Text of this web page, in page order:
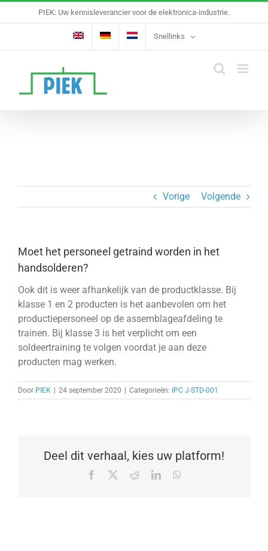
naar
PIEK: Uw kennisleverancier voor de elektronica-industrie.
Snellinks
Vorige Volgende
Moet het personeel getraind worden in het
handsolderen?
Ook dit is weer afhankelijk van de productklasse. Bij
klasse 1 en 2 producten is het aanbevolen om het
productiepersoneel op de assemblageafdeling te
trainen. Bij klasse 3 is het verplicht om een
soldeertraining te volgen voordat je aan deze
producten mag werken.
Door PIEK | 24 september 2020 | Categorieën: IPC J-STD-001
Deel dit verhaal, kies uw platform!
Facebook RedditLinkedIn